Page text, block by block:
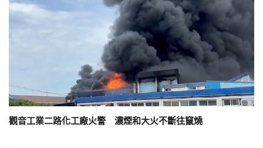
觀音工業二路化工廠火警 濃煙和大火不斷往竄燒